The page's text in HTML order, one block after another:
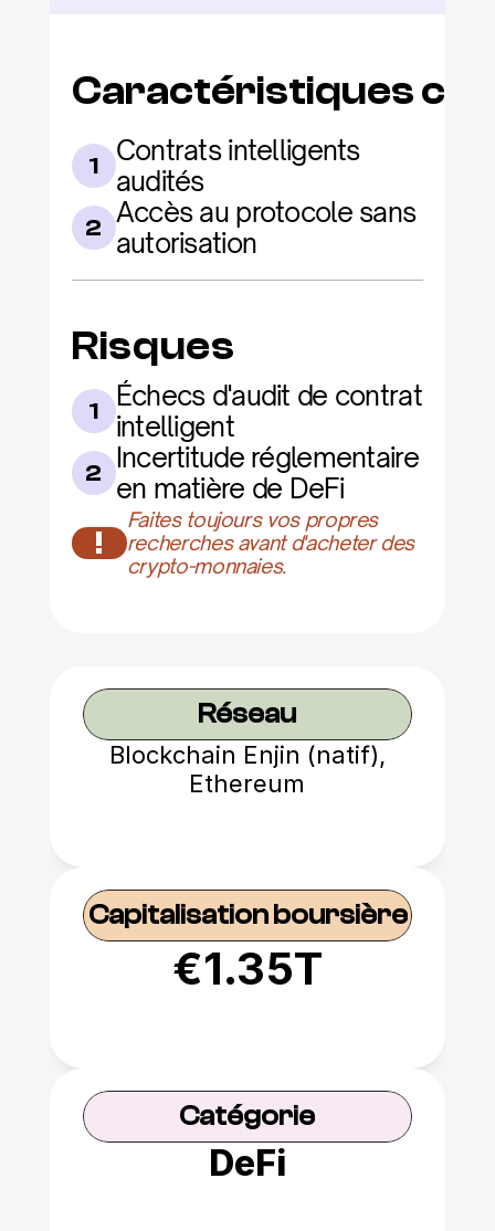
Caractéristiques
1
Contrats intelligents
audités
2 Accès au protocole sans
autorisation
Risques
1
Échecs d'audit de contrat
intelligent
2 Incertitude réglementaire
en matière de DeFi
!
Faites toujours vos propres
recherches avant d'acheter des
crypto-monnaies.
Réseau
Blockchain Enjin (natif),
Ethereum
Capitalisation boursière
€1.35T
Catégorie
DeFi